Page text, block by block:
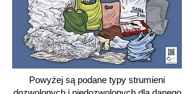
Powyżej są podane typy strumieni